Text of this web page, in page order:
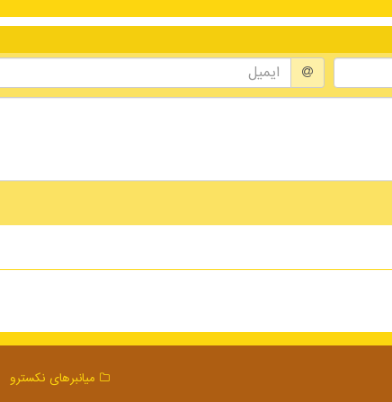
میانبرهای نكسترو